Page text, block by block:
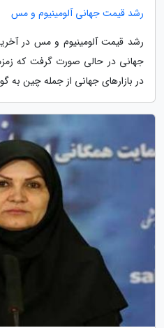
رشد قیمت جهانی آلومینیوم و مس
رشد قیمت آلومینیوم و مس در
جهانی در حالی صورت گرفت که
در بازارهای جهانی از جمله چین